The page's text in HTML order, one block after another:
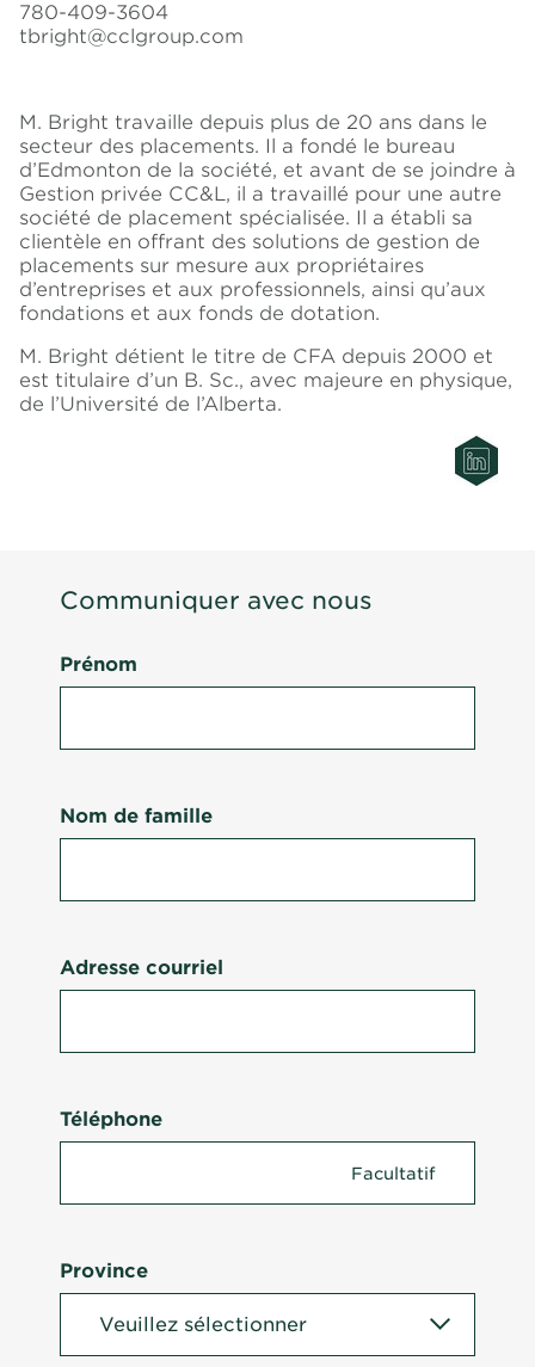
780-409-3604
tbright@cclgroup.com
M. Bright travaille depuis plus de 20 ans dans le
secteur des placements. Il a fondé le bureau
d’Edmonton de la société, et avant de se joindre à
Gestion privée CC&L, il a travaillé pour une autre
société de placement spécialisée. Il a établi sa
clientèle en offrant des solutions de gestion de
placements sur mesure aux propriétaires
d’entreprises et aux professionnels, ainsi qu’aux
fondations et aux fonds de dotation.
M. Bright détient le titre de CFA depuis 2000 et
est titulaire d’un B. Sc., avec majeure en physique,
de l’Université de l’Alberta.
Communiquer avec nous
Prénom
Nom de famille
Adresse courriel
Téléphone
Province